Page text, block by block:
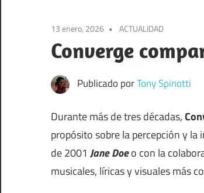
el
sonido
13 enero, 2026 ACTUALIDAD
Converge
Publicado porTony Spinotti
Durante más de tres décadas,
propósito sobre la percepción y
de 2001 Jane Doeo con la
musicales, líricas y visuales más